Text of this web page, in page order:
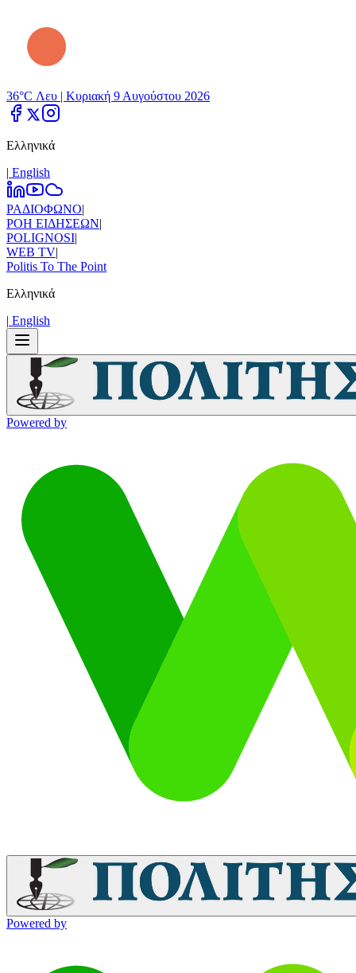
36°C Λευ | Κυριακή 9 Αυγούστου 2026
Ελληνικά
| Εnglish
ΡΑΔΙΟΦΩΝΟ|
ΡΟΗ ΕΙΔΗΣΕΩΝ|
POLIGNOSI|
WEB TV|
Politis To The Point
Ελληνικά
| Εnglish
Powered by
Powered by